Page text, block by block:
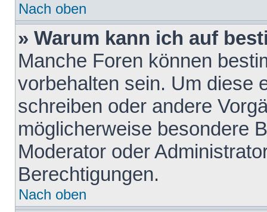
Nach oben
» Warum kann ich auf
Manche Foren können
vorbehalten sein. Um diese
schreiben oder andere
möglicherweise besondere
Moderator oder
Berechtigungen.
Nach oben